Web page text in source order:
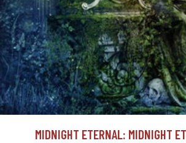
MIDNIGHT ETERNAL: MIDNIGHT